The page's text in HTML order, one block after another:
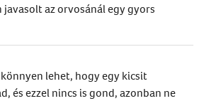
az orvosánál egy gyors
lehet, hogy egy kicsit
és ezzel nincs is gond, azonban ne